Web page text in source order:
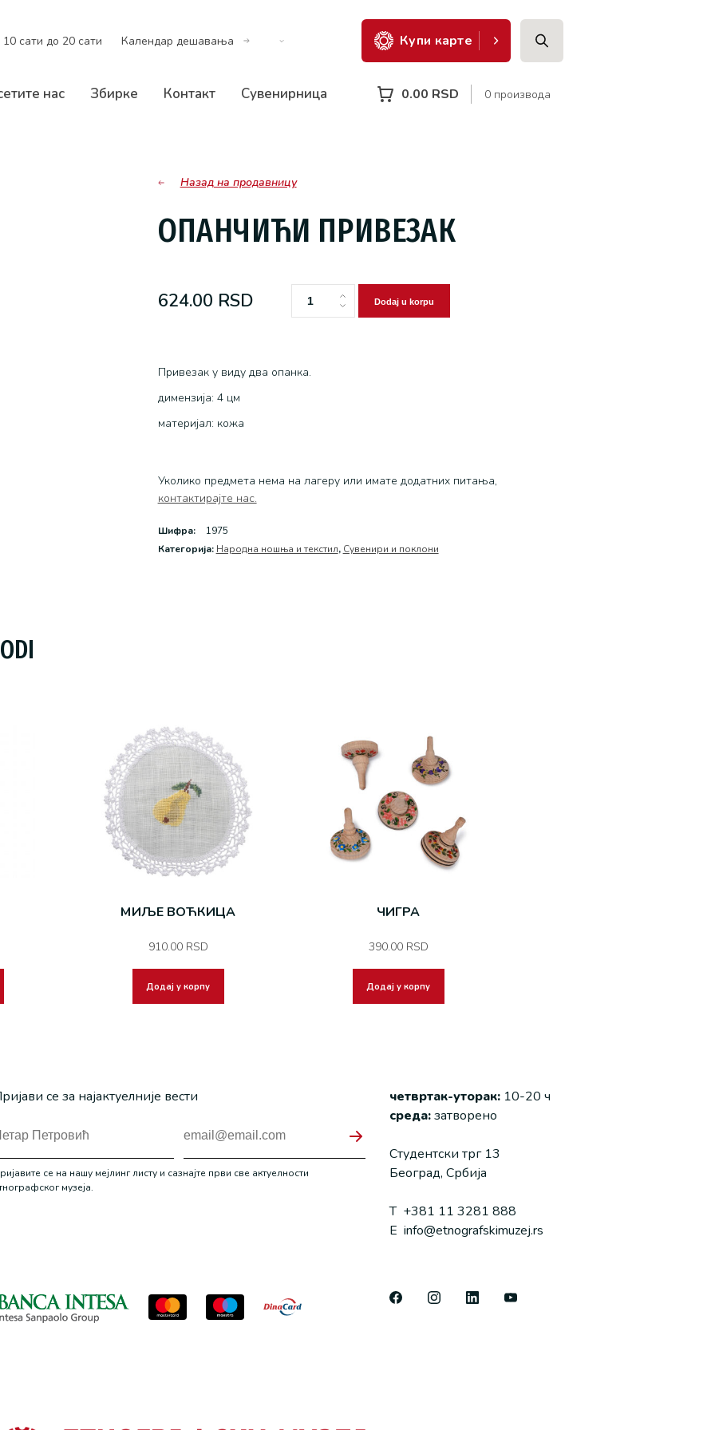
10 сати до 20 сати Календар дешавања Купи карте
нас Збирке Контакт Сувенирница 0.00 RSD 0 производа
Назад на продавницу
ОПАНЧИЋИ ПРИВЕЗАК
624.00 RSD
Опанчићи
Dodaj u korpu
Привезак у виду два опанка.
димензија: 4 цм
материјал: кожа
Уколико предмета нема на лагеру или имате додатних питања,
контактирајте нас.
Шифра:
1975
Категоријa: Народна ношња и текстил, Сувенири и поклони
МИЉЕ ВОЋКИЦА
910.00 RSD
Додај у корпу
ЧИГРА
390.00 RSD
Додај у корпу
се за најактуелније вести
се на нашу мејлинг листу и сазнајте први све актуелности
музеја.
четвртак-уторак:10-20 ч
среда:затворено
Студентски трг 13
Београд, Србија
T +381 11 3281 888
E info@etnografskimuzej.rs